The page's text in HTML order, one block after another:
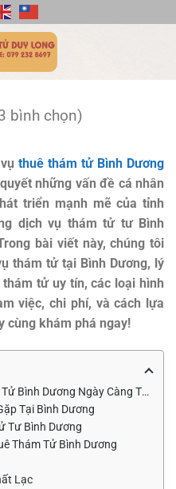
bình chọn)
thuê thám tử Bình Dương
những vấn đề cá nhân
triển mạnh mẽ của tỉnh
dịch vụ thám tử tư Bình
bài viết này, chúng tôi
thám tử tại Bình Dương, lý
tử uy tín, các loại hình
việc, chi phí, và cách lựa
cùng khám phá ngay!
Bình Dương Ngày Càng Tăng?
Tại Bình Dương
Tư Bình Dương
Thám Tử Bình Dương
Lạc